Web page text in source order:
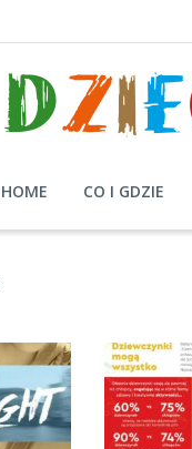
HOME CO I GDZIE